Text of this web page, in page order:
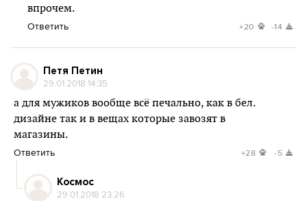
впрочем.
Ответить +20 -14
Петя Петин
29.01.2018 14:35
а для мужиков вообще всё печально, как в бел.
дизайне так и в вещах которые завозят в
магазины.
Ответить +28 -5
Космос
29.01.2018 23:26